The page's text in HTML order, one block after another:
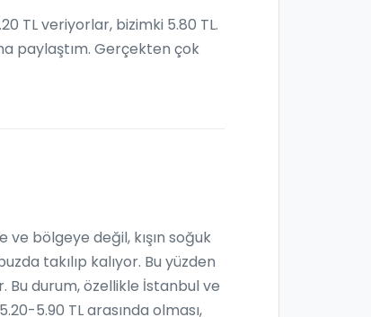
TL veriyorlar, bizimki 5.80 TL.
paylaştım. Gerçekten çok
bölgeye değil, kışın soğuk
takılıp kalıyor. Bu yüzden
Bu durum, özellikle İstanbul ve
5.90 TL arasında olması,